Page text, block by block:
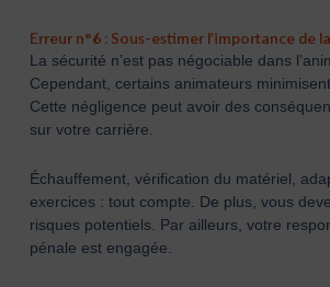
Erreur n°6 : Sous-estimer l’importance de
La sécurité n’est pas négociable dans
Cependant, certains animateurs
Cette négligence peut avoir des
sur votre carrière.
Échauffement, vérification du matériel,
exercices : tout compte. De plus, vous
risques potentiels. Par ailleurs, votre
pénale est engagée.